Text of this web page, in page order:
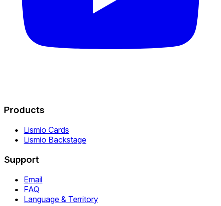
Products
Lismio Cards
Lismio Backstage
Support
Email
FAQ
Language & Territory